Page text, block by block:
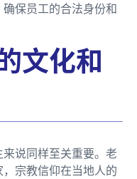
保员工的合法身份和
文化和
说同样至关重要。老
宗教信仰在当地人的